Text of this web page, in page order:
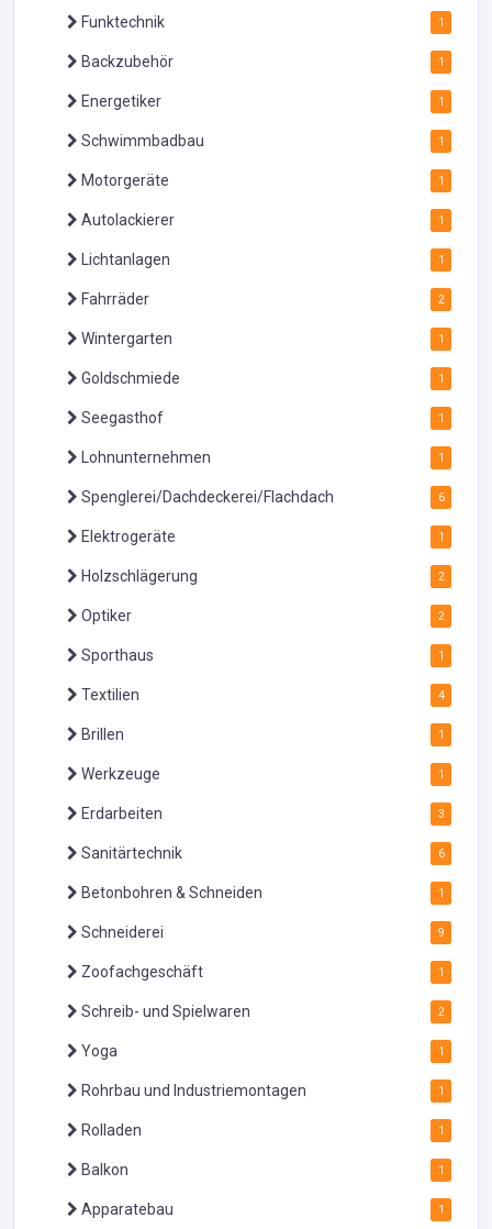
Funktechnik 1
Backzubehör 1
Energetiker 1
Schwimmbadbau 1
Motorgeräte 1
Autolackierer 1
Lichtanlagen 1
Fahrräder 2
Wintergarten 1
Goldschmiede 1
Seegasthof 1
Lohnunternehmen 1
Spenglerei/Dachdeckerei/Flachdach 6
Elektrogeräte 1
Holzschlägerung 2
Optiker 2
Sporthaus 1
Textilien 4
Brillen 1
Werkzeuge 1
Erdarbeiten 3
Sanitärtechnik 6
Betonbohren & Schneiden 1
Schneiderei 9
Zoofachgeschäft 1
Schreib- und Spielwaren 2
Yoga 1
Rohrbau und Industriemontagen 1
Rolladen 1
Balkon 1
Apparatebau 1